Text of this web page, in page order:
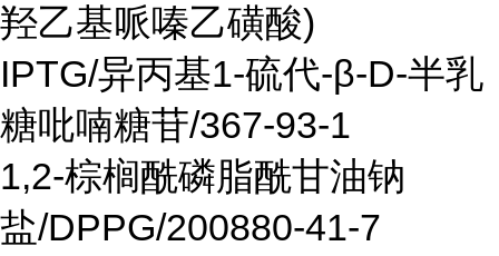
羟乙基哌嗪乙磺酸)
IPTG/异丙基1-硫代-β-D-半乳
糖吡喃糖苷/367-93-1
1,2-棕榈酰磷脂酰甘油钠
盐/DPPG/200880-41-7